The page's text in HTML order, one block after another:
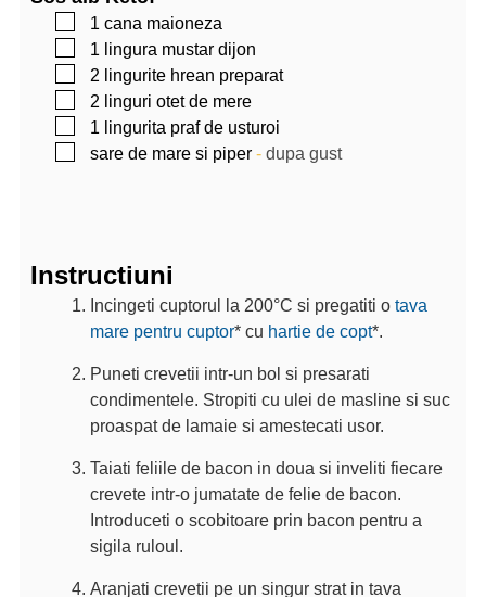
▢
1 cana maioneza
▢
1 lingura mustar dijon
▢
2 lingurite hrean preparat
▢
2 linguri otet de mere
▢
1 lingurita praf de usturoi
▢
sare de mare si piper- dupa gust
Instructiuni
Incingeti cuptorul la 200°C si pregatiti o tava
mare pentru cuptor* cu hartie de copt*.
Puneti crevetii intr-un bol si presarati
condimentele. Stropiti cu ulei de masline si suc
proaspat de lamaie si amestecati usor.
Taiati feliile de bacon in doua si inveliti fiecare
crevete intr-o jumatate de felie de bacon.
Introduceti o scobitoare prin bacon pentru a
sigila ruloul.
Aranjati crevetii pe un singur strat in tava